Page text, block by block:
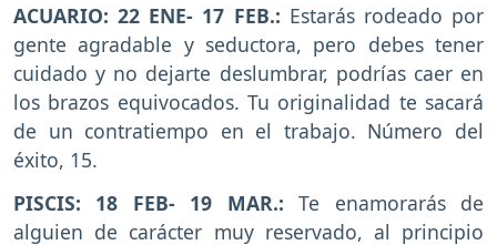
ACUARIO: 22 ENE- 17 FEB.: Estarás rodeado por
gente agradable y seductora, pero debes tener
cuidado y no dejarte deslumbrar, podrías caer en
los brazos equivocados. Tu originalidad te sacará
de un contratiempo en el trabajo. Número del
éxito, 15.
PISCIS: 18 FEB- 19 MAR.:Te enamorarás de
alguien de carácter muy reservado, al principio